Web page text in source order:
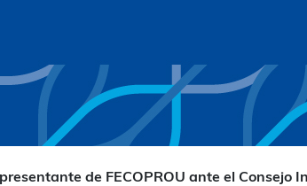
de FECOPROU ante el Consejo